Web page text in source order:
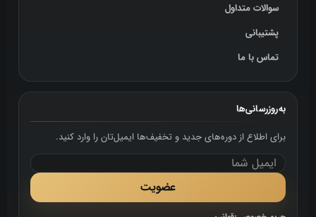
سوالات متداول
پشتیبانی
تماس با ما
به‌روزرسانی‌ها
برای اطلاع از دوره‌های جدید و تخفیف‌ها ایمیل‌تان را وارد کنید.
عضویت